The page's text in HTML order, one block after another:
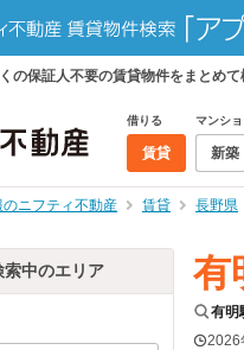
の保証人不要の賃貸物件をまとめ
借りる
賃貸
マンシ
新築
ニフティ不動産 賃貸 長野県
索中のエリア 有
有明
2026